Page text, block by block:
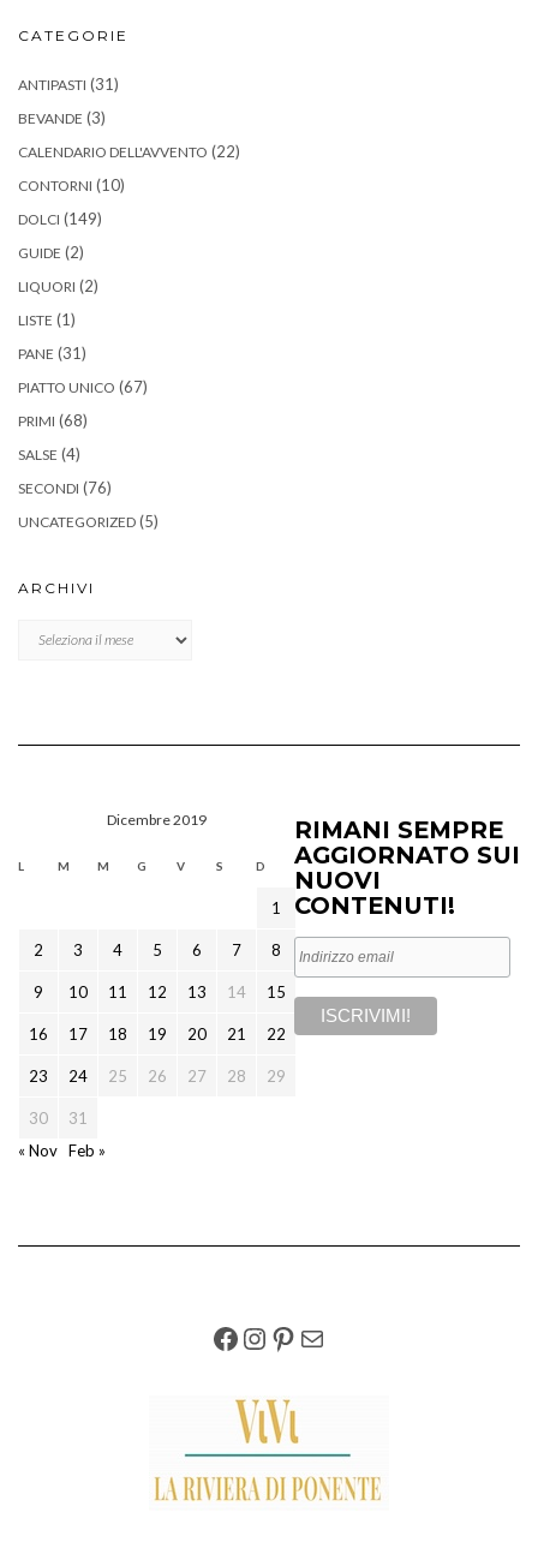
CATEGORIE
ANTIPASTI (31)
BEVANDE (3)
CALENDARIO DELL'AVVENTO (22)
CONTORNI (10)
DOLCI (149)
GUIDE (2)
LIQUORI (2)
LISTE (1)
PANE (31)
PIATTO UNICO (67)
PRIMI (68)
SALSE (4)
SECONDI (76)
UNCATEGORIZED (5)
ARCHIVI
Dicembre 2019
L M M G V S D
1
2 3 4 5 6 7 8
9 10 11 12 13 14 15
16 17 18 19 20 21 22
23 24 25 26 27 28 29
30
31
« Nov Feb »
RIMANI SEMPRE
AGGIORNATO SUI
NUOVI
CONTENUTI!
FACEBOOK
INSTAGRAM
PINTEREST
EMAIL